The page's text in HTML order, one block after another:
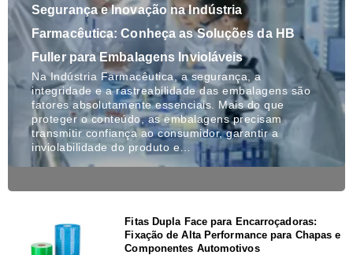
Segurança e Inovação na Indústria
Farmacêutica: Conheça as Soluções da HB
Fuller para Embalagens Invioláveis
Na Indústria Farmacêutica, a segurança, a
integridade e a rastreabilidade das embalagens são
fatores absolutamente essenciais. Mais do que
proteger o conteúdo, as embalagens precisam
transmitir confiança ao consumidor, garantir a
inviolabilidade do produto e…
Fitas Dupla Face para Encarroçadoras:
Fixação de Alta Performance para Chapas e
Componentes Automotivos